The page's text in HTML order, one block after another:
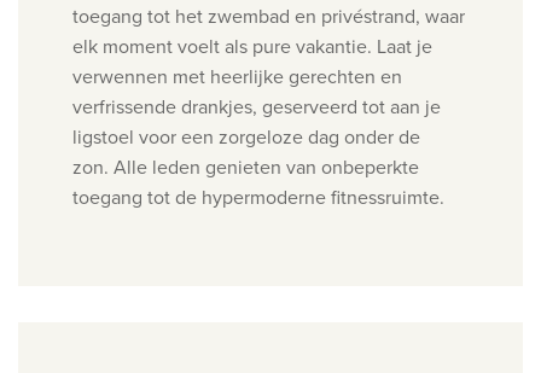
toegang tot het zwembad en privéstrand, waar
elk moment voelt als pure vakantie. Laat je
verwennen met heerlijke gerechten en
verfrissende drankjes, geserveerd tot aan je
ligstoel voor een zorgeloze dag onder de
zon. Alle leden genieten van onbeperkte
toegang tot de hypermoderne fitnessruimte.